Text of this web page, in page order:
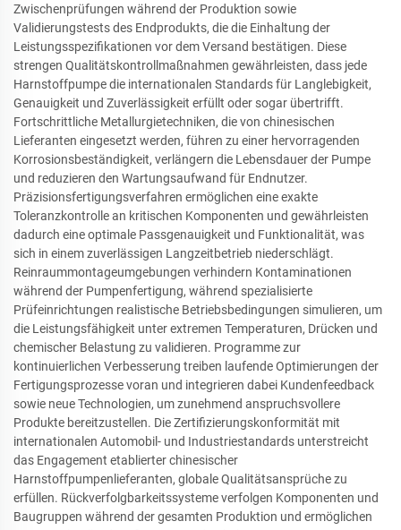
Zwischenprüfungen während der Produktion sowie
Validierungstests des Endprodukts, die die Einhaltung der
Leistungsspezifikationen vor dem Versand bestätigen. Diese
strengen Qualitätskontrollmaßnahmen gewährleisten, dass jede
Harnstoffpumpe die internationalen Standards für Langlebigkeit,
Genauigkeit und Zuverlässigkeit erfüllt oder sogar übertrifft.
Fortschrittliche Metallurgietechniken, die von chinesischen
Lieferanten eingesetzt werden, führen zu einer hervorragenden
Korrosionsbeständigkeit, verlängern die Lebensdauer der Pumpe
und reduzieren den Wartungsaufwand für Endnutzer.
Präzisionsfertigungsverfahren ermöglichen eine exakte
Toleranzkontrolle an kritischen Komponenten und gewährleisten
dadurch eine optimale Passgenauigkeit und Funktionalität, was
sich in einem zuverlässigen Langzeitbetrieb niederschlägt.
Reinraummontageumgebungen verhindern Kontaminationen
während der Pumpenfertigung, während spezialisierte
Prüfeinrichtungen realistische Betriebsbedingungen simulieren, um
die Leistungsfähigkeit unter extremen Temperaturen, Drücken und
chemischer Belastung zu validieren. Programme zur
kontinuierlichen Verbesserung treiben laufende Optimierungen der
Fertigungsprozesse voran und integrieren dabei Kundenfeedback
sowie neue Technologien, um zunehmend anspruchsvollere
Produkte bereitzustellen. Die Zertifizierungskonformität mit
internationalen Automobil- und Industriestandards unterstreicht
das Engagement etablierter chinesischer
Harnstoffpumpenlieferanten, globale Qualitätsansprüche zu
erfüllen. Rückverfolgbarkeitssysteme verfolgen Komponenten und
Baugruppen während der gesamten Produktion und ermöglichen